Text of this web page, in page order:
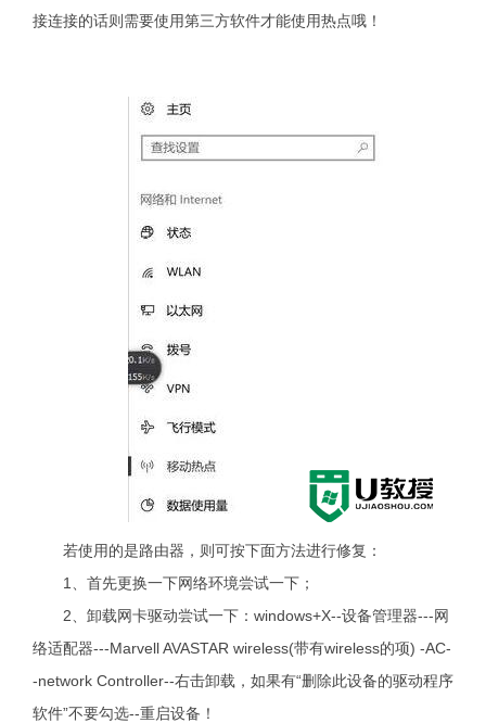
接连接的话则需要使用第三方软件才能使用热点哦！
若使用的是路由器，则可按下面方法进行修复：
1、首先更换一下网络环境尝试一下；
2、卸载网卡驱动尝试一下：windows+X--设备管理器---网
络适配器---Marvell AVASTAR wireless(带有wireless的项) -AC-
-network Controller--右击卸载，如果有“删除此设备的驱动程序
软件”不要勾选--重启设备！